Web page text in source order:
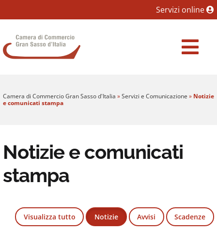
Vai al Contenuto principale della pagina
Servizi online
Camera di Commercio Gran Sasso d'Italia
Camera di Commercio Gran Sasso d'Italia »Servizi e Comunicazione » Notizie
e comunicati stampa
Notizie e comunicati
stampa
Visualizza tutto Notizie Avvisi Scadenze